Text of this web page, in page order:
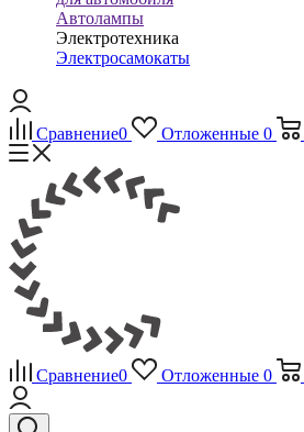
Автолампы
Электротехника
Электросамокаты
Сравнение0 Отложенные 0
Сравнение0 Отложенные 0